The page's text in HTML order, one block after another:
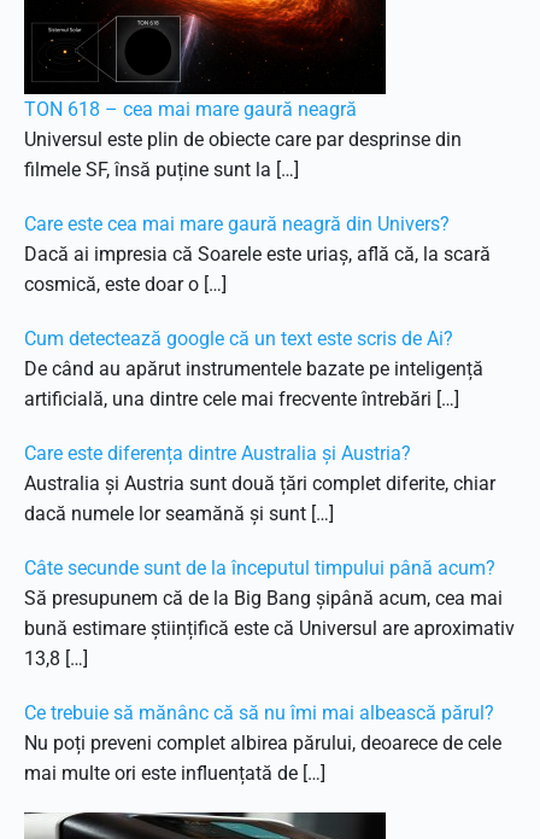
TON 618 – cea mai mare gaură neagră
Universul este plin de obiecte care par desprinse din
filmele SF, însă puține sunt la […]
Care este cea mai mare gaură neagră din Univers?
Dacă ai impresia că Soarele este uriaș, află că, la scară
cosmică, este doar o […]
Cum detectează google că un text este scris de Ai?
De când au apărut instrumentele bazate pe inteligență
artificială, una dintre cele mai frecvente întrebări […]
Care este diferența dintre Australia și Austria?
Australia și Austria sunt două țări complet diferite, chiar
dacă numele lor seamănă și sunt […]
Câte secunde sunt de la începutul timpului până acum?
Să presupunem că de la Big Bang șipână acum, cea mai
bună estimare științifică este că Universul are aproximativ
13,8 […]
Ce trebuie să mănânc că să nu îmi mai albească părul?
Nu poți preveni complet albirea părului, deoarece de cele
mai multe ori este influențată de […]